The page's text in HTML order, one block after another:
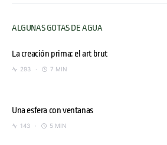
ALGUNAS GOTAS DE AGUA
La creación prima: el art brut
293 7 MIN
Una esfera con ventanas
143 5 MIN